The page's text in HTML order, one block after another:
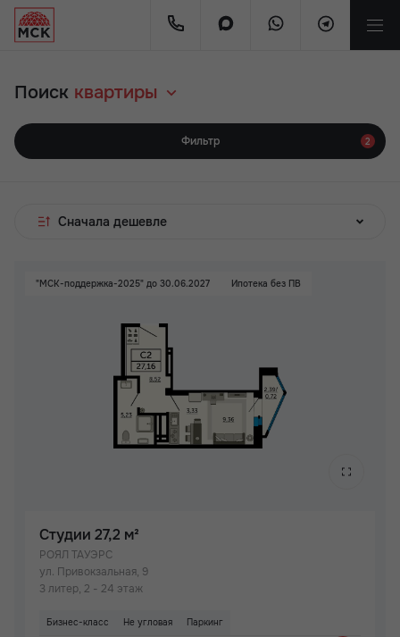
Поиск квартиры
Фильтр 2
Сначала дешевле
Студии 27,2 м²
РОЯЛ ТАУЭРС
ул. Привокзальная, 9
3 литер, 2 - 24 этаж
Бизнес-класс Не угловая Паркинг
"МСК-поддержка-2025" до 30.06.2027 Ипотека без ПВ